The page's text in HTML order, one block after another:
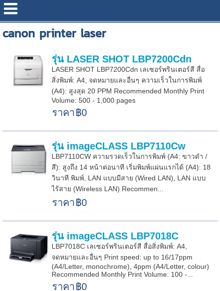
canon printer laser
รุ่น LASER SHOT LBP7200Cdn
LASER SHOT LBP7200Cdn เลเซอร์พรินเตอร์สี สื่อ
สิ่งพิมพ์: A4, จดหมายและอื่นๆ ความเร็วในการพิมพ์
(A4): สูงสุด 20 PPM Recommended Monthly Print
Volume: 500 - 1,000 pages
ราคา฿0
รุ่น imageCLASS LBP7110Cw
LBP7110CW ความรวดเร็วในการพิมพ์ (A4: ขาวดำ /
สี): สูงถึง 14 หน้าต่อนาที เริ่มพิมพ์แผ่นแรกได้ (A4): 18
วินาที พิมพ์, LAN แบบมีสาย (Wired LAN), LAN แบบ
ไร้สาย (Wireless LAN) Recommen...
ราคา฿0
รุ่น imageCLASS LBP7018C
LBP7018C เลเซอร์พรินเตอร์สี สื่อสิ่งพิมพ์: A4,
จดหมายและอื่นๆ Print speed: up to 16/17ppm
(A4/Letter, monochrome), 4ppm (A4/Letter, colour)
Recommended Monthly Print Volume: 100 -...
ราคา฿0